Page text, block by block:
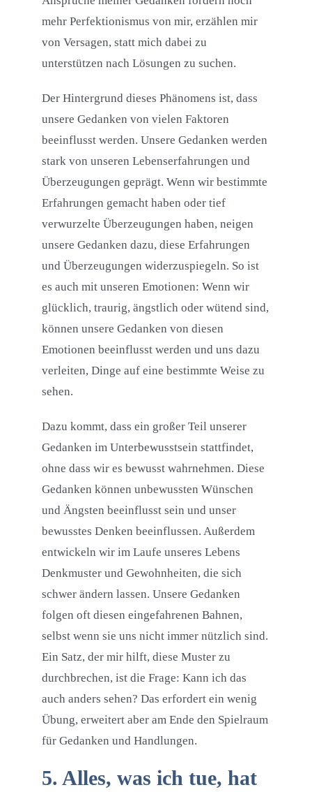
mehr Perfektionismus von mir, erzählen mir
von Versagen, statt mich dabei zu
unterstützen nach Lösungen zu suchen.
Der Hintergrund dieses Phänomens ist, dass
unsere Gedanken von vielen Faktoren
beeinflusst werden. Unsere Gedanken werden
stark von unseren Lebenserfahrungen und
Überzeugungen geprägt. Wenn wir bestimmte
Erfahrungen gemacht haben oder tief
verwurzelte Überzeugungen haben, neigen
unsere Gedanken dazu, diese Erfahrungen
und Überzeugungen widerzuspiegeln. So ist
es auch mit unseren Emotionen: Wenn wir
glücklich, traurig, ängstlich oder wütend sind,
können unsere Gedanken von diesen
Emotionen beeinflusst werden und uns dazu
verleiten, Dinge auf eine bestimmte Weise zu
sehen.
Dazu kommt, dass ein großer Teil unserer
Gedanken im Unterbewusstsein stattfindet,
ohne dass wir es bewusst wahrnehmen. Diese
Gedanken können unbewussten Wünschen
und Ängsten beeinflusst sein und unser
bewusstes Denken beeinflussen. Außerdem
entwickeln wir im Laufe unseres Lebens
Denkmuster und Gewohnheiten, die sich
schwer ändern lassen. Unsere Gedanken
folgen oft diesen eingefahrenen Bahnen,
selbst wenn sie uns nicht immer nützlich sind.
Ein Satz, der mir hilft, diese Muster zu
durchbrechen, ist die Frage: Kann ich das
auch anders sehen? Das erfordert ein wenig
Übung, erweitert aber am Ende den Spielraum
für Gedanken und Handlungen.
5. Alles, was ich tue, hat